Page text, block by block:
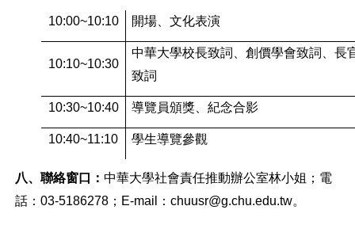
10:00~10:10 開場、文化表演
10:10~10:30
中華大學校長致詞、創價學會致詞、長
致詞
10:30~10:40 導覽員頒獎、紀念合影
10:40~11:10 學生導覽參觀
八、聯絡窗口： 中華大學社會責任推動辦公室林小姐；電
話：03-5186278；E-mail：chuusr@g.chu.edu.tw。